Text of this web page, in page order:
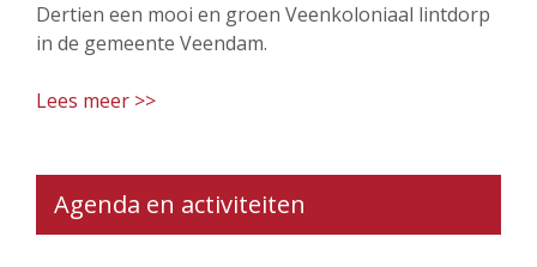
Dertien een mooi en groen Veenkoloniaal lintdorp
in de gemeente Veendam.
Lees meer >>
Agenda en activiteiten